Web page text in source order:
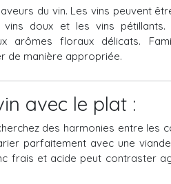
du vin. Les vins peuvent
doux et les vins
floraux délicats.
de manière appropriée.
avec le plat :
des harmonies entre les
parfaitement avec une
frais et acide peut contraster